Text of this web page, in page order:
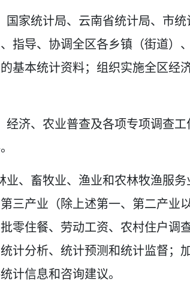
国家统计局、云南省统计局、市
指导、协调全区各乡镇（街道）
基本统计资料；组织实施全区经
经济、农业普查及各项专项调查
业、畜牧业、渔业和农林牧渔服
三产业（除上述第一、第二产业
零住餐、劳动工资、农村住户调
计分析、统计预测和统计监督；
计信息和咨询建议。